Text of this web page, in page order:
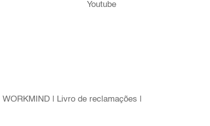
Youtube
WORKMIND| Livro de reclamações